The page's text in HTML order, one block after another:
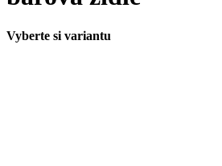
Vyberte si variantu